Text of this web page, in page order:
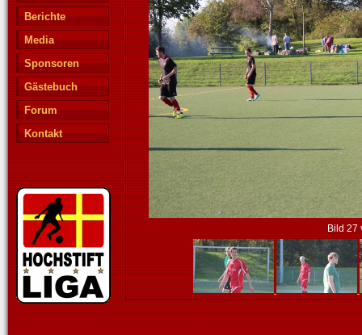
Berichte
Media
Sponsoren
Gästebuch
Forum
Kontakt
Bild 27